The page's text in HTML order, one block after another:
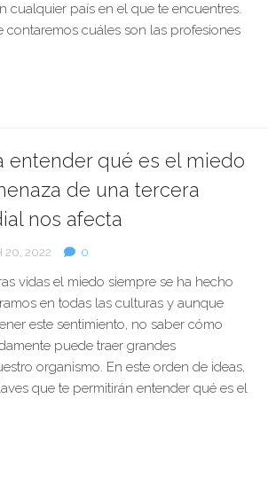
cualquier país en el que te encuentres.
contaremos cuáles son las profesiones
entender qué es el miedo
de una tercera
nos afecta
20, 2022 0
vidas el miedo siempre se ha hecho
en todas las culturas y aunque
este sentimiento, no saber cómo
puede traer grandes
organismo. En este orden de ideas,
que te permitirán entender qué es el